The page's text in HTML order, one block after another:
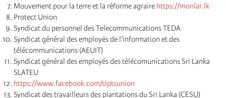
Mouvement pour la terre et la réforme agraire https://monlar.lk
Protect Union
Syndicat du personnel des Telecommunications TEDA
Syndicat général des employés de l’information et des
télécommunications (AEUIT)
Syndicat général des employés des télécomunications Sri Lanka
SLATEU
https://www.facebook.com/slptsunion
Syndicat des travailleurs des plantations du Sri Lanka (CESU)